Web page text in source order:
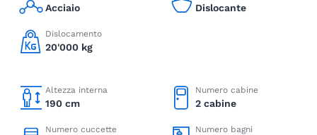
Acciaio Dislocante
Dislocamento
20'000 kg
Altezza interna
190 cm
Numero cabine
2 cabine
Numero cuccette Numero bagni